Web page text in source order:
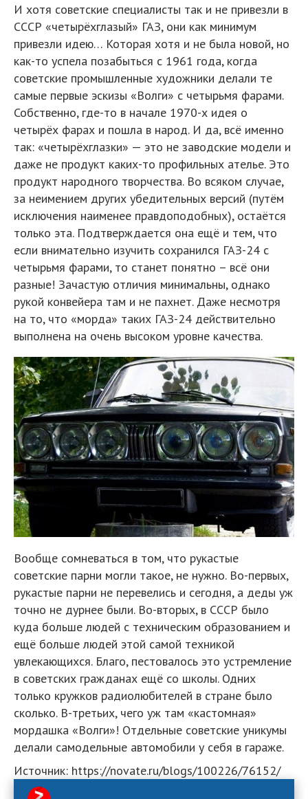
И хотя советские специалисты так и не привезли в
СССР «четырёхглазый» ГАЗ, они как минимум
привезли идею… Которая хотя и не была новой, но
как-то успела позабыться с 1961 года, когда
советские промышленные художники делали те
самые первые эскизы «Волги» с четырьмя фарами.
Собственно, где-то в начале 1970-х идея о
четырёх фарах и пошла в народ. И да, всё именно
так: «четырёхглазки» — это не заводские модели и
даже не продукт каких-то профильных ателье. Это
продукт народного творчества. Во всяком случае,
за неимением других убедительных версий (путём
исключения наименее правдоподобных), остаётся
только эта. Подтверждается она ещё и тем, что
если внимательно изучить сохранился ГАЗ-24 с
четырьмя фарами, то станет понятно – всё они
разные! Зачастую отличия минимальны, однако
рукой конвейера там и не пахнет. Даже несмотря
на то, что «морда» таких ГАЗ-24 действительно
выполнена на очень высоком уровне качества.
Вообще сомневаться в том, что рукастые
советские парни могли такое, не нужно. Во-первых,
рукастые парни не перевелись и сегодня, а деды уж
точно не дурнее были. Во-вторых, в СССР было
куда больше людей с техническим образованием и
ещё больше людей этой самой техникой
увлекающихся. Благо, пестовалось это устремление
в советских гражданах ещё со школы. Одних
только кружков радиолюбителей в стране было
сколько. В-третьих, чего уж там «кастомная»
мордашка «Волги»! Отдельные советские уникумы
делали самодельные автомобили у себя в гараже.
Источник: https://novate.ru/blogs/100226/76152/